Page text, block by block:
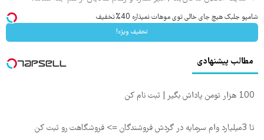
شامپو جلبک هیچ جای خالی توی موهات نمیذاره 40%تخفیف
تخفیف ویژه!
مطالب پیشنهادی
100 هزار تومن پاداش بگیر | ثبت نام کن
تا 3میلیارد وام سرمایه در گردش فروشندگان => فروشگاهت رو ثبت کن